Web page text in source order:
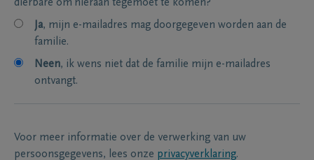
dierbare om hieraan tegemoet te komen?
Ja, mijn e-mailadres mag doorgegeven worden aan de
familie.
Neen, ik wens niet dat de familie mijn e-mailadres
ontvangt.
Voor meer informatie over de verwerking van uw
persoonsgegevens, lees onze privacyverklaring.